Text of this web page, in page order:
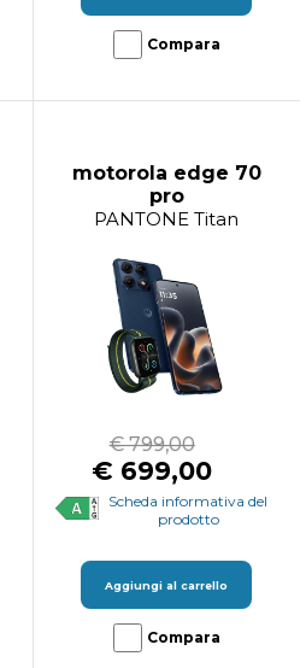
Compara
motorola edge 70
pro
PANTONE Titan
€ 799,00
€ 699,00
Scheda informativa del
prodotto
Aggiungi al carrello
Compara